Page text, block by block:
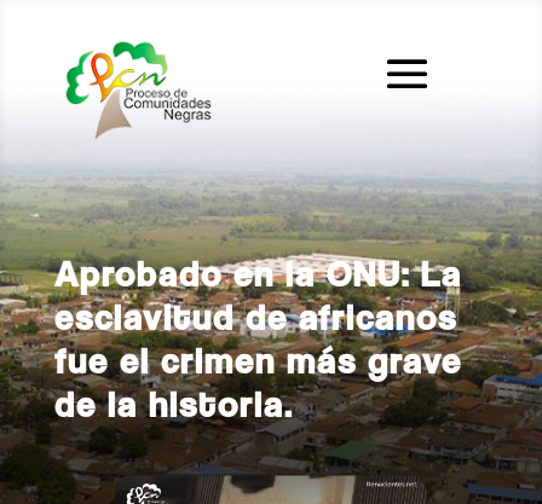
Aprobado en la ONU: La
esclavitud de africanos
fue el crimen más grave
de la historia.